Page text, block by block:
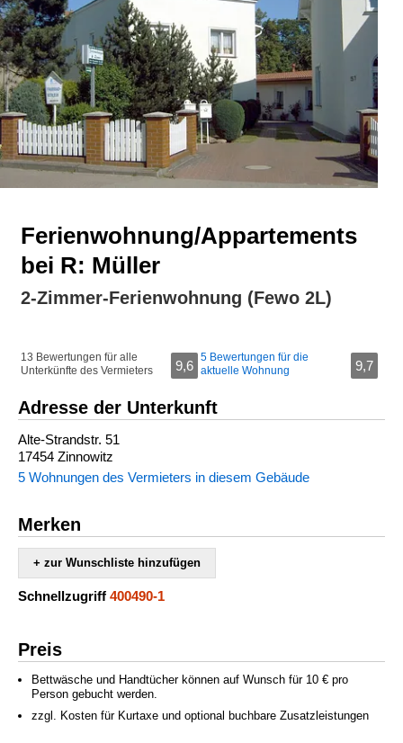
Ferienwohnung/Appartements
bei R: Müller
2-Zimmer-Ferienwohnung (Fewo 2L)
13 Bewertungen für alle
Unterkünfte des Vermieters
9,6
5 Bewertungen für die
aktuelle Wohnung
9,7
Adresse der Unterkunft
Alte-Strandstr. 51
17454 Zinnowitz
5 Wohnungen des Vermieters in diesem Gebäude
Merken
+ zur Wunschliste hinzufügen
Schnellzugriff 400490-1
Preis
Bettwäsche und Handtücher können auf Wunsch für 10 € pro
Person gebucht werden.
zzgl. Kosten für Kurtaxe und optional buchbare Zusatzleistungen